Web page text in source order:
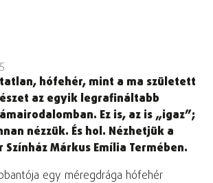
hófehér, mint a ma született
az egyik legrafináltabb
Ez is, az is „igaz”;
nézzük. És hol. Nézhetjük a
Színház Márkus Emília Termében.
egy méregdrága hófehér